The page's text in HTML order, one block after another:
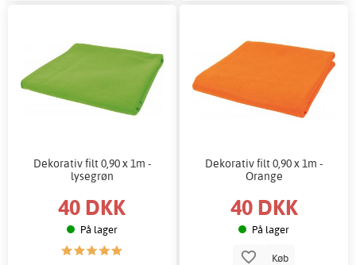
Dekorativ filt 0,90 x 1m -
lysegrøn
40 DKK
På lager
Dekorativ filt 0,90 x 1m -
Orange
40 DKK
På lager
Køb